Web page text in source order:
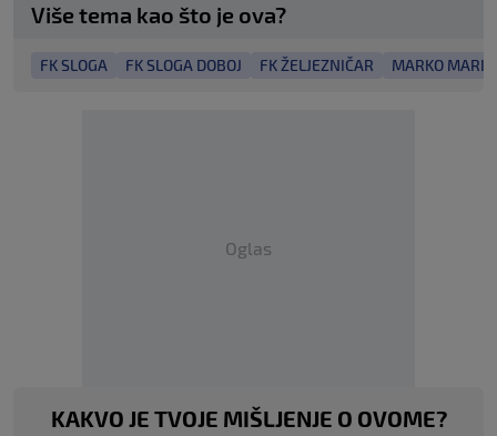
Više tema kao što je ova?
FK SLOGA FK SLOGA DOBOJ FK ŽELJEZNIČAR MARKO MARIĆ
Oglas
KAKVO JE TVOJE MIŠLJENJE O OVOME?